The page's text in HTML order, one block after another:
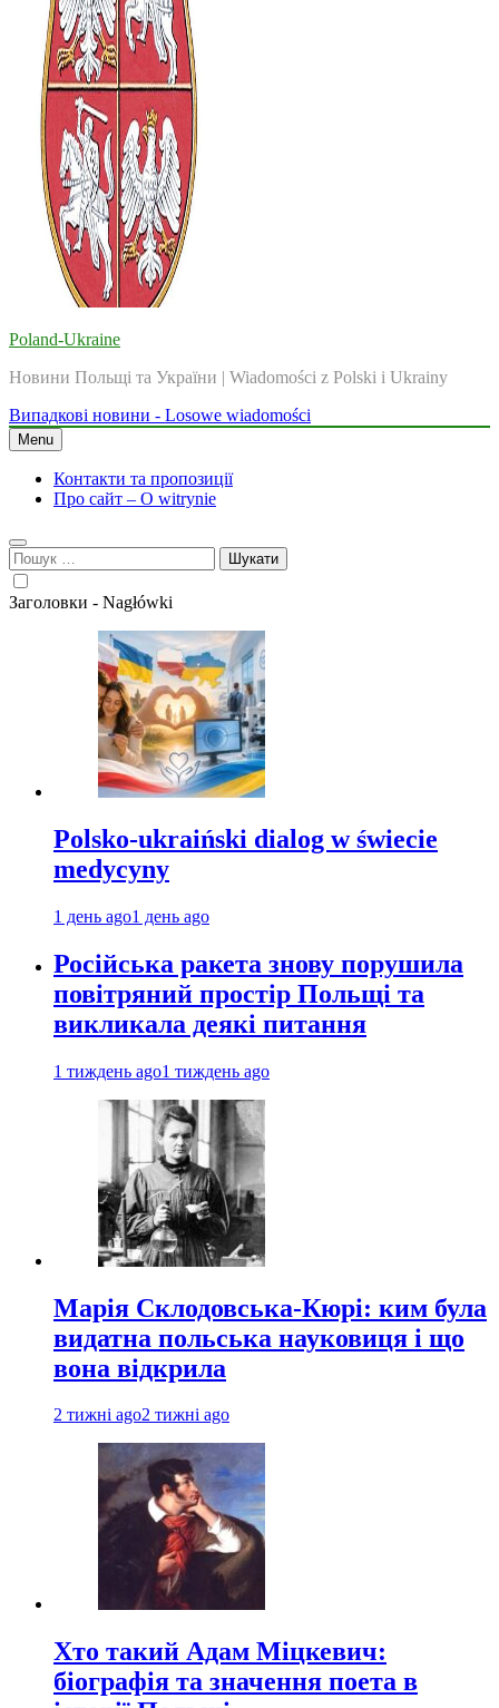
Poland-Ukraine
Новини Польщі та України | Wiadomości z Polski i Ukrainy
Випадкові новини - Losowe wiadomości
Menu
Контакти та пропозиції
Про сайт – O witrynie
Пошук:
Заголовки - Nagłówki
Polsko-ukraiński dialog w świecie
medycyny
1 день ago1 день ago
Російська ракета знову порушила
повітряний простір Польщі та
викликала деякі питання
1 тиждень ago1 тиждень ago
Марія Склодовська-Кюрі: ким була
видатна польська науковиця і що
вона відкрила
2 тижні ago2 тижні ago
Хто такий Адам Міцкевич:
біографія та значення поета в